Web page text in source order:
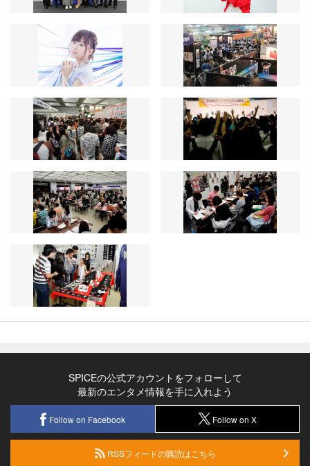
SPICEの公式アカウントをフォローして
最新のエンタメ情報を手に入れよう
Follow on Facebook Follow on X
RSSフィードの購読はこちら